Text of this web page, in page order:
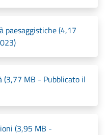
paesaggistiche (4,17
(3,77 MB - Pubblicato il
(3,95 MB -